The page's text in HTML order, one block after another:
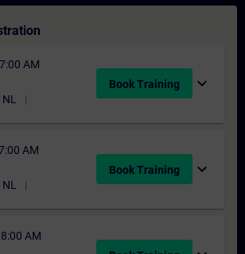
AM
NL
Book Training expand_more
AM
NL
Book Training expand_more
AM